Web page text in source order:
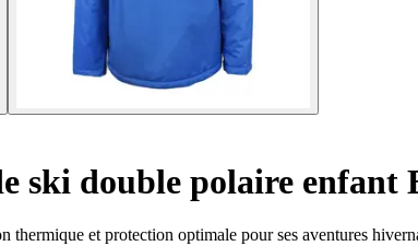
ski double polaire enfant
et protection optimale pour ses aventures